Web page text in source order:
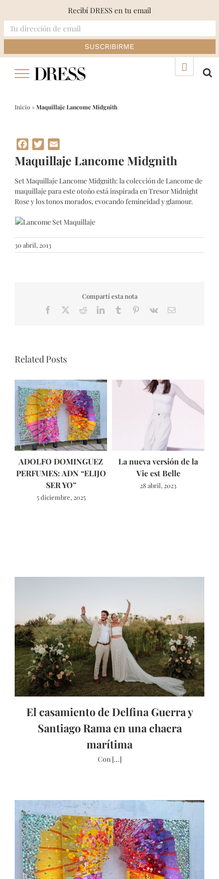
Inicio »Maquillaje Lancome Midgnith
Facebook
Twitter
Maquillaje Lancome Midgnith
Set Maquillaje Lancome Midgnith: la colección de Lancome de
maquillaje para este otoño está inspirada en Tresor Midnight
Rose y los tonos morados, evocando femineidad y glamour.
30 abril, 2013
Compartí esta nota
Facebook RedditLinkedInTumblr Pinterest
Vk Email
Related Posts
ADOLFO DOMINGUEZ
PERFUMES: ADN “ELIJO
SER YO”
5 diciembre, 2025
La nueva versión de la
Vie est Belle
28 abril, 2023
El casamiento de Delfina Guerra y
Santiago Rama en una chacra
marítima
Con [...]
Recibí DRESS en tu email